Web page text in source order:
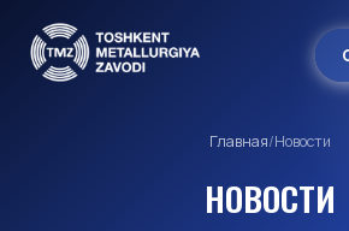
Главная/Новости
НОВОСТИ